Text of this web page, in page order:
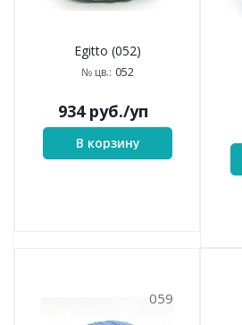
Egitto (052)
№ цв.: 052
934руб./уп
В корзину
059